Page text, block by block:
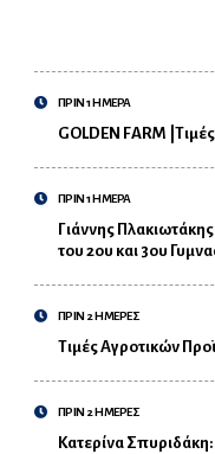
ΠΡΙΝ 1 ΗΜΕΡΑ
GOLDEN FARM
ΠΡΙΝ 1 ΗΜΕΡΑ
Γιάννης
του 2ου και 3ου
ΠΡΙΝ 2 ΗΜΕΡΕΣ
Τιμές Αγροτικών
ΠΡΙΝ 2 ΗΜΕΡΕΣ
Κατερίνα